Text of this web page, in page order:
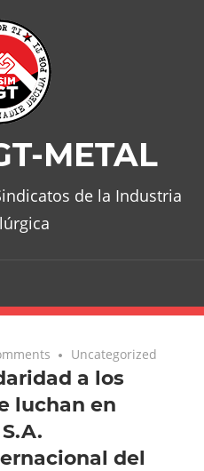
METAL
de la Industria
Uncategorized
a los
luchan en
del